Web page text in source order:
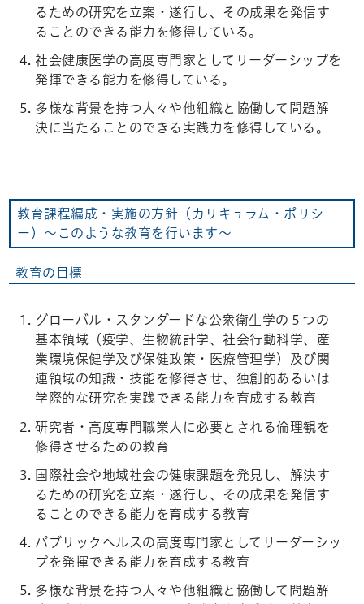
るための研究を立案・遂行し、その成果を発信す
ることのできる能力を修得している。
社会健康医学の高度専門家としてリーダーシップを
発揮できる能力を修得している。
多様な背景を持つ人々や他組織と協働して問題解
決に当たることのできる実践力を修得している。
教育課程編成・実施の方針（カリキュラム・ポリシ
ー）～このような教育を行います～
教育の目標
グローバル・スタンダードな公衆衛生学の５つの
基本領域（疫学、生物統計学、社会行動科学、産
業環境保健学及び保健政策・医療管理学）及び関
連領域の知識・技能を修得させ、独創的あるいは
学際的な研究を実践できる能力を育成する教育
研究者・高度専門職業人に必要とされる倫理観を
修得させるための教育
国際社会や地域社会の健康課題を発見し、解決す
るための研究を立案・遂行し、その成果を発信す
ることのできる能力を育成する教育
パブリックヘルスの高度専門家としてリーダーシッ
プを発揮できる能力を育成する教育
多様な背景を持つ人々や他組織と協働して問題解